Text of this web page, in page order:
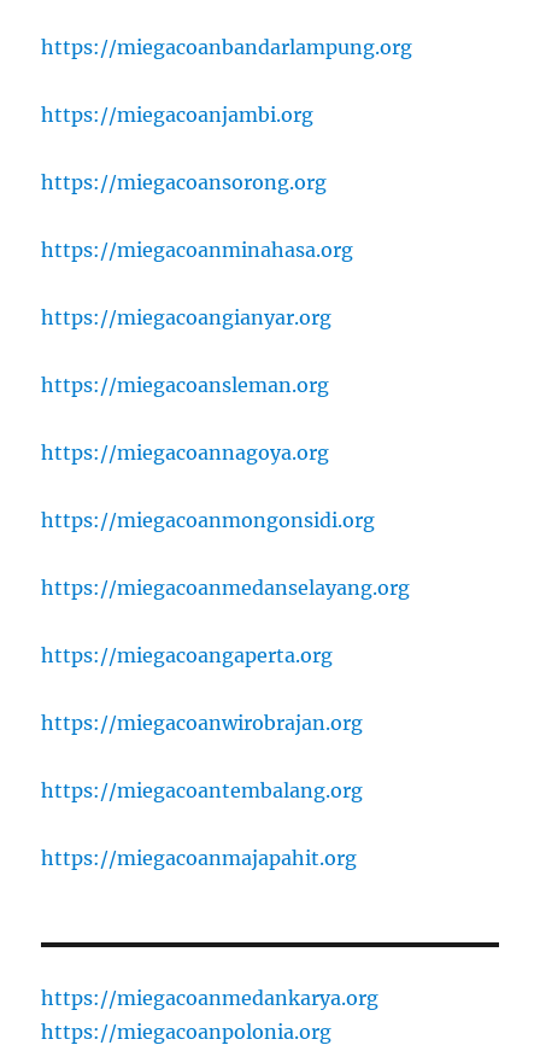
https://miegacoanbandarlampung.org
https://miegacoanjambi.org
https://miegacoansorong.org
https://miegacoanminahasa.org
https://miegacoangianyar.org
https://miegacoansleman.org
https://miegacoannagoya.org
https://miegacoanmongonsidi.org
https://miegacoanmedanselayang.org
https://miegacoangaperta.org
https://miegacoanwirobrajan.org
https://miegacoantembalang.org
https://miegacoanmajapahit.org
https://miegacoanmedankarya.org
https://miegacoanpolonia.org